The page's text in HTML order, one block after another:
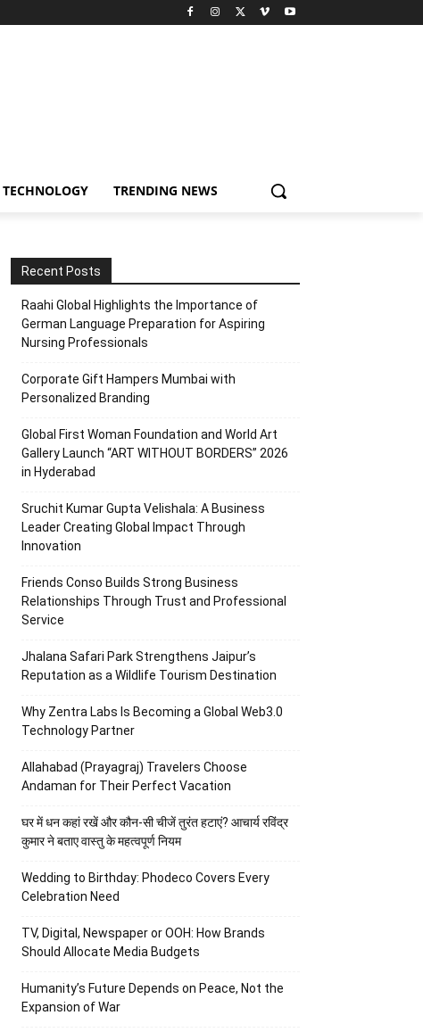
TECHNOLOGY TRENDING NEWS
Recent Posts
Raahi Global Highlights the Importance of
German Language Preparation for Aspiring
Nursing Professionals
Corporate Gift Hampers Mumbai with
Personalized Branding
Global First Woman Foundation and World Art
Gallery Launch “ART WITHOUT BORDERS” 2026
in Hyderabad
Sruchit Kumar Gupta Velishala: A Business
Leader Creating Global Impact Through
Innovation
Friends Conso Builds Strong Business
Relationships Through Trust and Professional
Service
Jhalana Safari Park Strengthens Jaipur’s
Reputation as a Wildlife Tourism Destination
Why Zentra Labs Is Becoming a Global Web3.0
Technology Partner
Allahabad (Prayagraj) Travelers Choose
Andaman for Their Perfect Vacation
घर में धन कहां रखें और कौन-सी चीजें तुरंत हटाएं? आचार्य रविंद्र
कुमार ने बताए वास्तु के महत्वपूर्ण नियम
Wedding to Birthday: Phodeco Covers Every
Celebration Need
TV, Digital, Newspaper or OOH: How Brands
Should Allocate Media Budgets
Humanity’s Future Depends on Peace, Not the
Expansion of War